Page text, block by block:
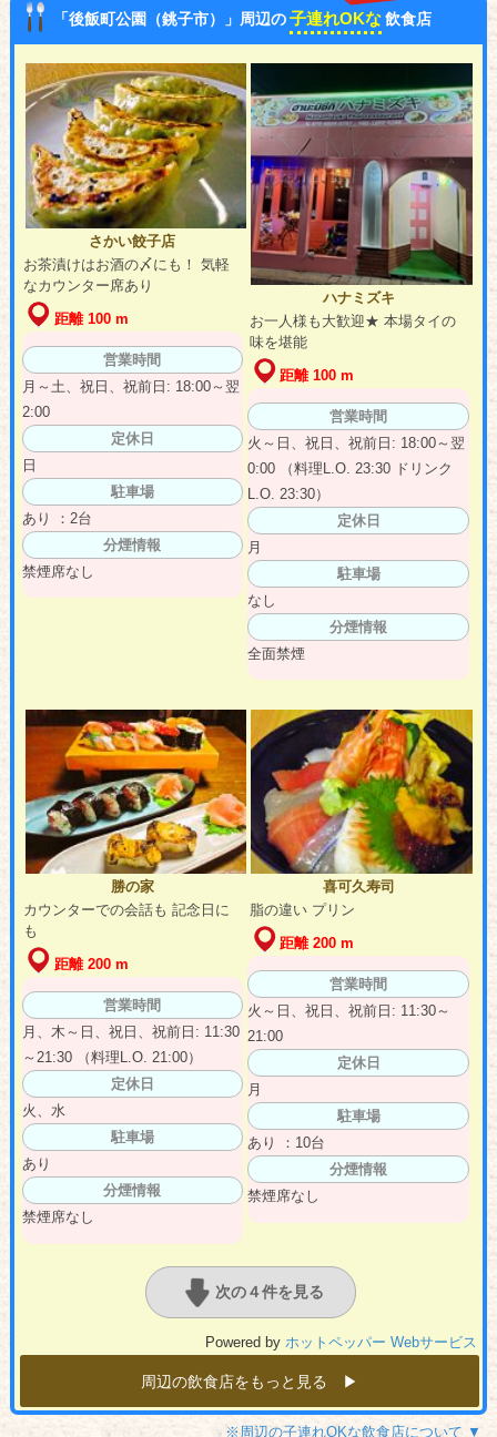
「後飯町公園（銚子市）」周辺の子連れOKな 飲食店
さかい餃子店
お茶漬けはお酒の〆にも！ 気軽
なカウンター席あり
距離 100 m
営業時間
月～土、祝日、祝前日: 18:00～翌
2:00
定休日
日
駐車場
あり ：2台
分煙情報
禁煙席なし
ハナミズキ
お一人様も大歓迎★ 本場タイの
味を堪能
距離 100 m
営業時間
火～日、祝日、祝前日: 18:00～翌
0:00 （料理L.O. 23:30 ドリンク
L.O. 23:30）
定休日
月
駐車場
なし
分煙情報
全面禁煙
勝の家
カウンターでの会話も 記念日に
も
距離 200 m
営業時間
月、木～日、祝日、祝前日: 11:30
～21:30 （料理L.O. 21:00）
定休日
火、水
駐車場
あり
分煙情報
禁煙席なし
喜可久寿司
脂の違い プリン
距離 200 m
営業時間
火～日、祝日、祝前日: 11:30～
21:00
定休日
月
駐車場
あり ：10台
分煙情報
禁煙席なし
次の４件を見る
Powered by ホットペッパー Webサービス
周辺の飲食店をもっと見る ▶︎
※周辺の子連れOKな飲食店について ▼